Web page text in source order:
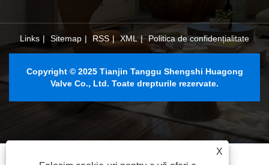
Links | Sitemap | RSS | XML | Politica de confidențialitate
Copyright © 2025 Tianjin Tanggu Shengshi Huagong
Valve Co., Ltd. Toate drepturile rezervate.
X